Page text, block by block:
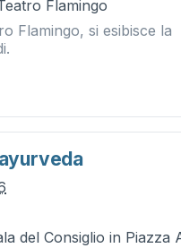
Flamingo
Flamingo, si esibisce la
del Consiglio in Piazza